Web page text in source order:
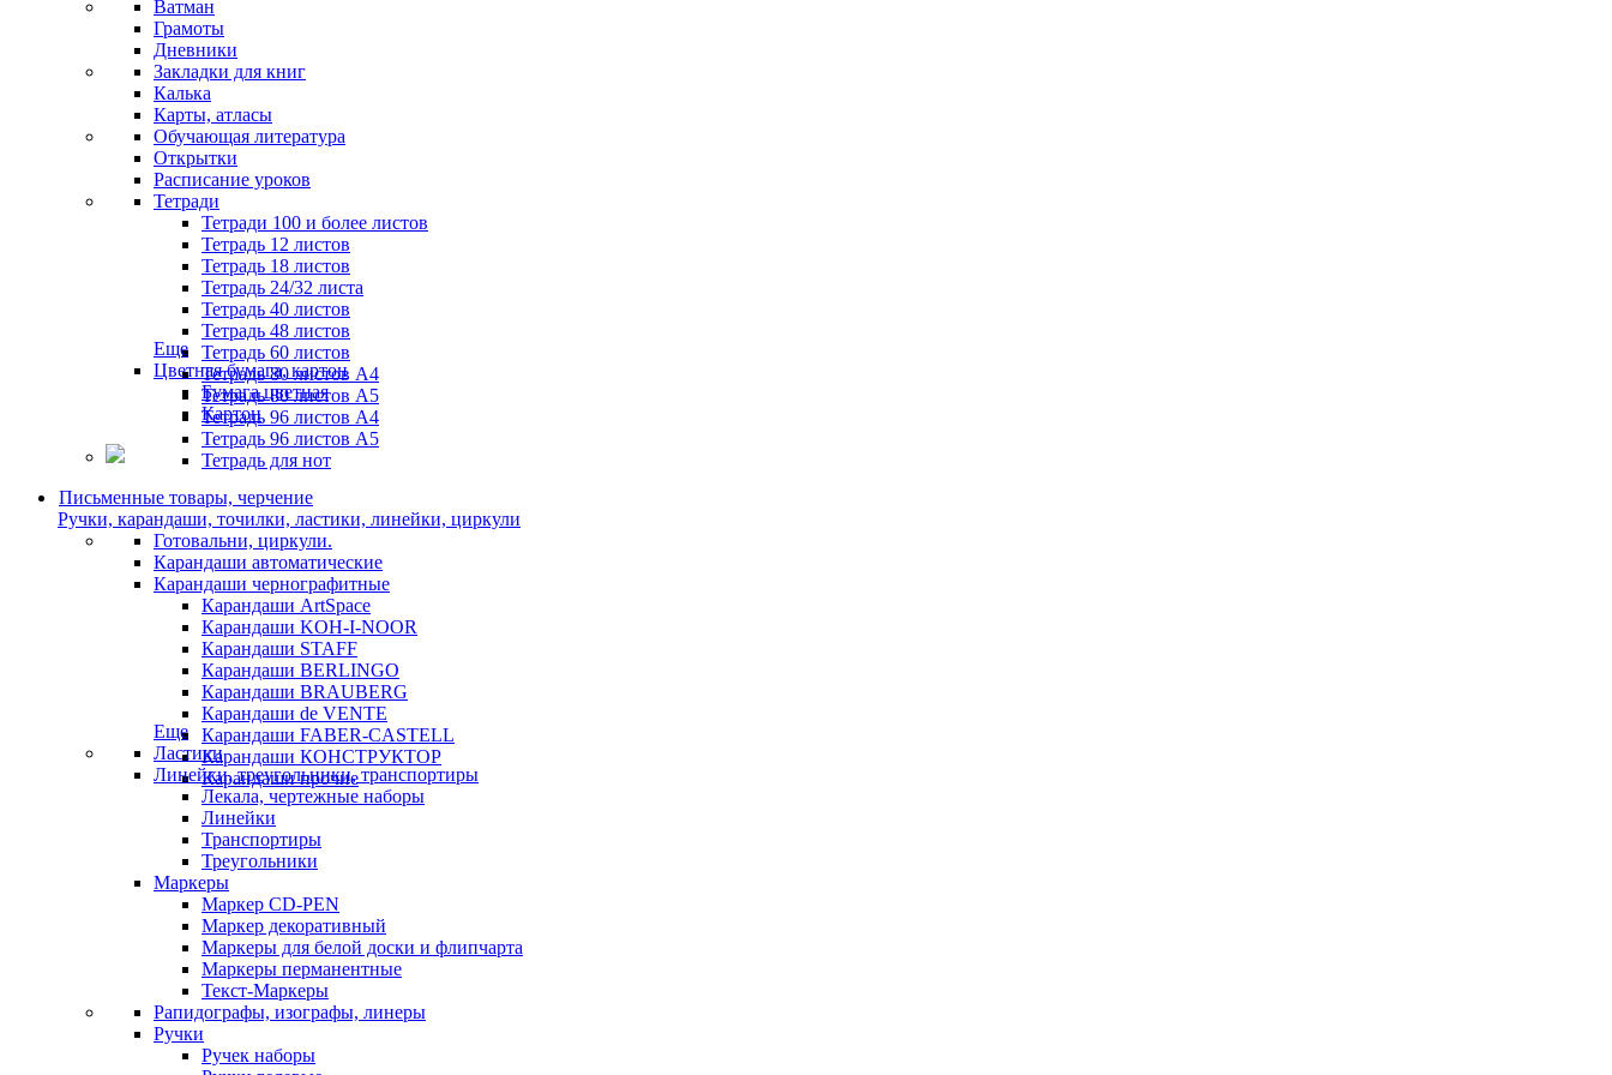
Ватман
Грамоты
Дневники
Закладки для книг
Калька
Карты, атласы
Обучающая литература
Открытки
Расписание уроков
Тетради
Тетради 100 и более листов
Тетрадь 12 листов
Тетрадь 18 листов
Тетрадь 24/32 листа
Тетрадь 40 листов
Тетрадь 48 листов
Тетрадь 60 листов
Тетрадь 80 листов А4
Тетрадь 80 листов А5
Тетрадь 96 листов А4
Тетрадь 96 листов А5
Тетрадь для нот
Еще
Цветная бумага, картон
Бумага цветная
Картон
Письменные товары, черчение
Ручки, карандаши, точилки, ластики, линейки, циркули
Готовальни, циркули.
Карандаши автоматические
Карандаши чернографитные
Карандаши ArtSpace
Карандаши KOH-I-NOOR
Карандаши STAFF
Карандаши BERLINGO
Карандаши BRAUBERG
Карандаши de VENTE
Карандаши FABER-CASTELL
Карандаши КОНСТРУКТОР
Карандаши прочие
Еще
Ластики
Линейки, треугольники, транспортиры
Лекала, чертежные наборы
Линейки
Транспортиры
Треугольники
Маркеры
Маркер CD-PEN
Маркер декоративный
Маркеры для белой доски и флипчарта
Маркеры перманентные
Текст-Маркеры
Рапидографы, изографы, линеры
Ручки
Ручек наборы